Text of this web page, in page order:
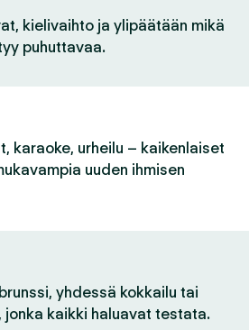
kielivaihto ja ylipäätään mikä
puhuttavaa.
karaoke, urheilu – kaikenlaiset
uuden ihmisen
yhdessä kokkailu tai
jonka kaikki haluavat testata.